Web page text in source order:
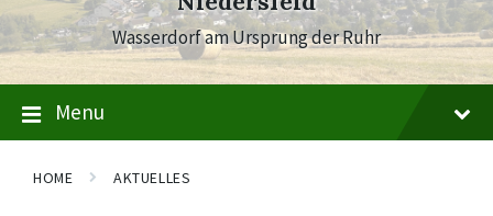
Wasserdorf am Ursprung der Ruhr
Menu
HOME AKTUELLES